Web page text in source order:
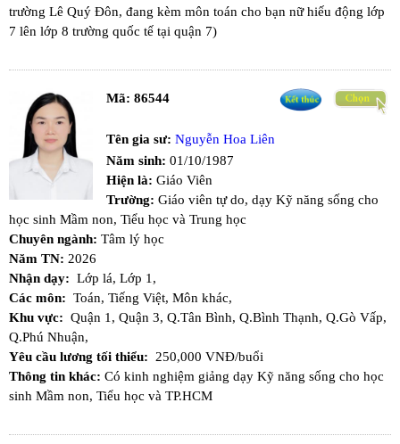
trường Lê Quý Đôn, đang kèm môn toán cho bạn nữ hiếu động lớp
7 lên lớp 8 trường quốc tế tại quận 7)
Mã: 86544
Tên gia sư: Nguyễn Hoa Liên
Năm sinh: 01/10/1987
Hiện là: Giáo Viên
Trường: Giáo viên tự do, dạy Kỹ năng sống cho
học sinh Mầm non, Tiểu học và Trung học
Chuyên ngành: Tâm lý học
Năm TN: 2026
Nhận dạy: Lớp lá, Lớp 1,
Các môn: Toán, Tiếng Việt, Môn khác,
Khu vực: Quận 1, Quận 3, Q.Tân Bình, Q.Bình Thạnh, Q.Gò Vấp,
Q.Phú Nhuận,
Yêu cầu lương tối thiểu:
250,000 VNĐ/buổi
Thông tin khác: Có kinh nghiệm giảng dạy Kỹ năng sống cho học
sinh Mầm non, Tiểu học và TP.HCM